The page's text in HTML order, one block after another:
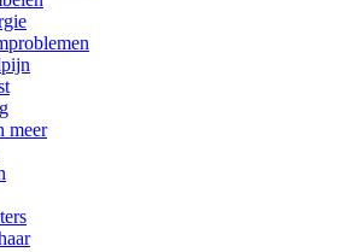
meer